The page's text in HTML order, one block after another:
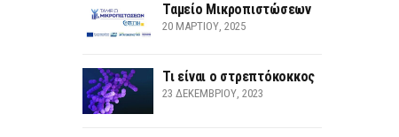
Ταμείο Μικροπιστώσεων
20 ΜΑΡΤΊΟΥ, 2025
Τι είναι ο στρεπτόκοκκος
23 ΔΕΚΕΜΒΡΊΟΥ, 2023